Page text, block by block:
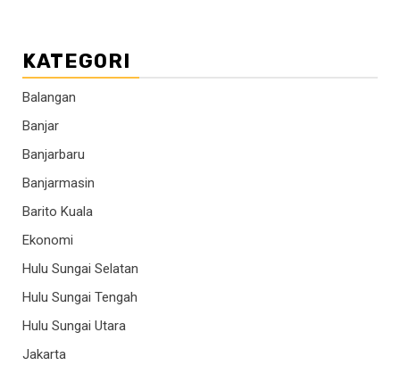
KATEGORI
Balangan
Banjar
Banjarbaru
Banjarmasin
Barito Kuala
Ekonomi
Hulu Sungai Selatan
Hulu Sungai Tengah
Hulu Sungai Utara
Jakarta